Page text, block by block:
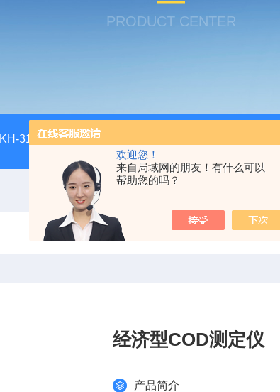
欢迎您！
来自局域网的朋友！有什么可以
帮助您的吗？
PRODUCT CENTER
KH-3100新型全能型薄层色谱扫描仪
经济型COD测定仪
产品简介